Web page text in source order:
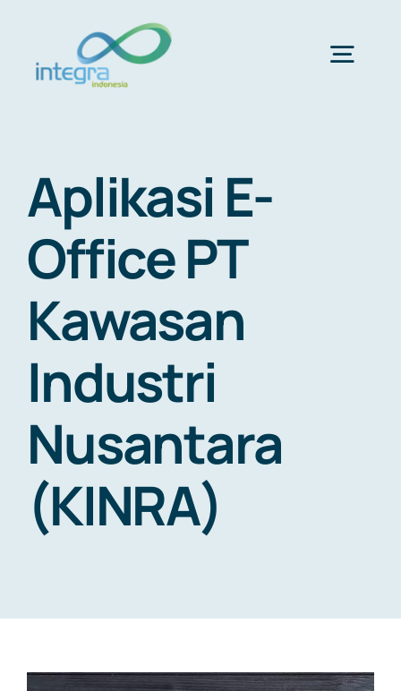
content
ABOUT US
PRODUCTS & SERVICES
PORTFOLIO
CLIENTS
NEWS
CONTACT US
Aplikasi E-
Office PT
Kawasan
Industri
Nusantara
(KINRA)